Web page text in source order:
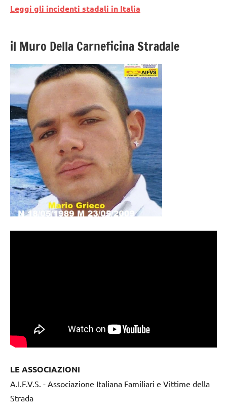
Leggi gli incidenti stadali in Italia
il Muro Della Carneficina Stradale
LE ASSOCIAZIONI
A.I.F.V.S. - Associazione Italiana Familiari e Vittime della
Strada